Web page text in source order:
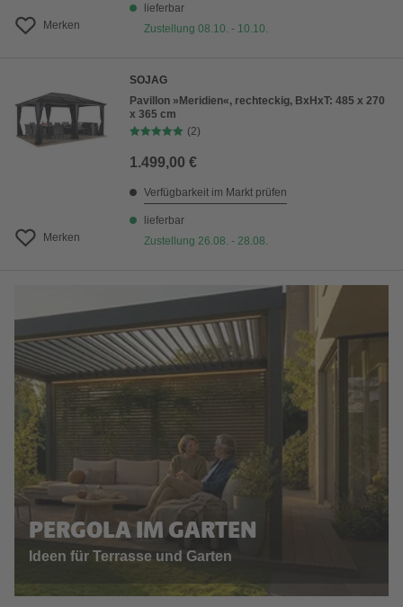
Merken
lieferbar
Zustellung 08.10. - 10.10.
Merken
SOJAG
Pavillon »Meridien«, rechteckig, BxHxT: 485 x 270
x 365 cm
(2)
1.499,00 €
Verfügbarkeit im Markt prüfen
lieferbar
Zustellung 26.08. - 28.08.
PERGOLA IM GARTEN
Ideen für Terrasse und Garten